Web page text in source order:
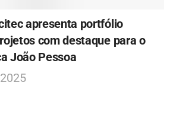
apresenta portfólio
com destaque para o
João Pessoa